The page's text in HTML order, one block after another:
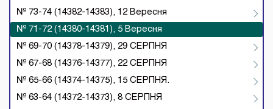
№ 73-74 (14382-14383), 12 Вересня
№ 71-72 (14380-14381), 5 Вересня
№ 69-70 (14378-14379), 29 СЕРПНЯ
№ 67-68 (14376-14377), 22 СЕРПНЯ
№ 65-66 (14374-14375), 15 СЕРПНЯ.
№ 63-64 (14372-14373), 8 СЕРПНЯ